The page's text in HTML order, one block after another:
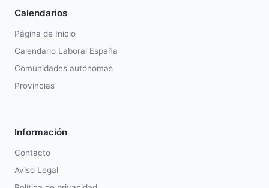
Calendarios
Página de Inicio
Calendario Laboral España
Comunidades autónomas
Provincias
Información
Contacto
Aviso Legal